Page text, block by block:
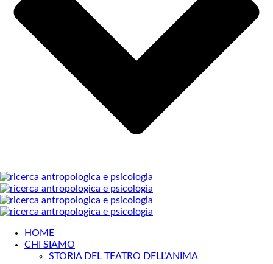
HOME
CHI SIAMO
STORIA DEL TEATRO DELL’ANIMA